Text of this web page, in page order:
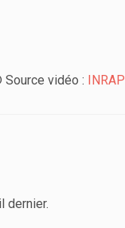
Source vidéo : INRAP
dernier.